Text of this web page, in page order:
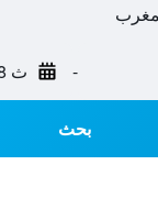
- ث 18/8
بحث